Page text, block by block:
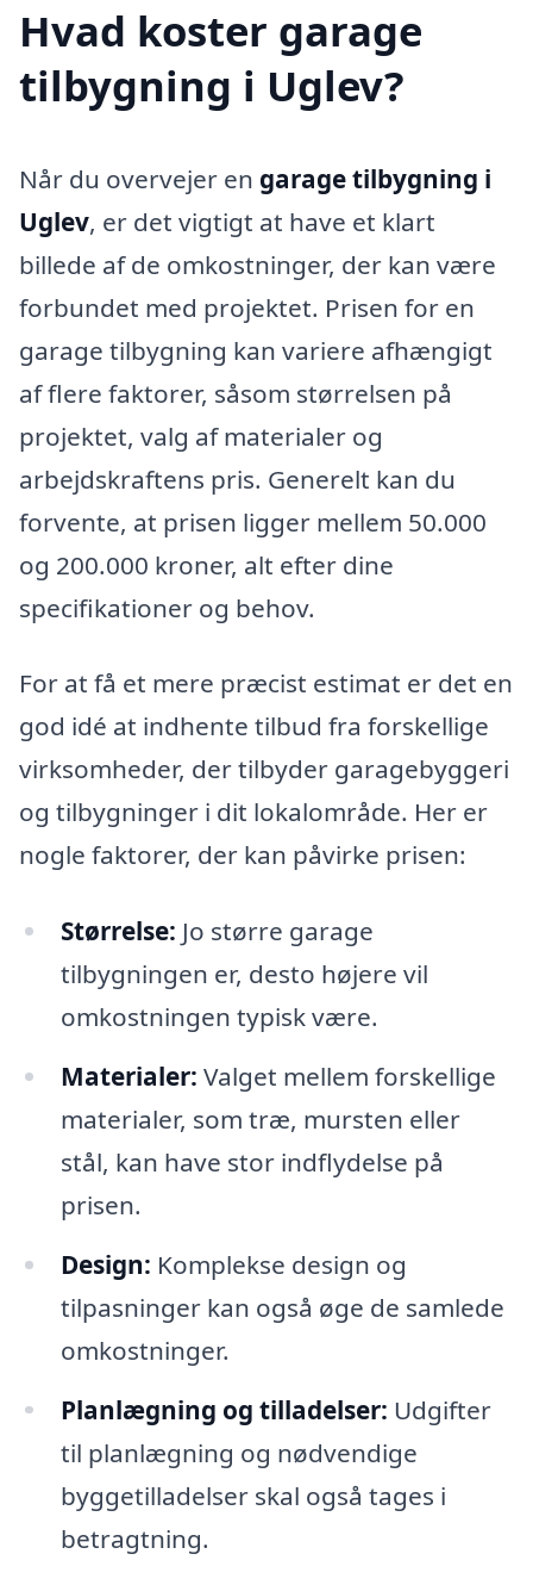
Hvad koster garage
tilbygning i Uglev?
Når du overvejer en garage tilbygning i
Uglev, er det vigtigt at have et klart
billede af de omkostninger, der kan være
forbundet med projektet. Prisen for en
garage tilbygning kan variere afhængigt
af flere faktorer, såsom størrelsen på
projektet, valg af materialer og
arbejdskraftens pris. Generelt kan du
forvente, at prisen ligger mellem 50.000
og 200.000 kroner, alt efter dine
specifikationer og behov.
For at få et mere præcist estimat er det en
god idé at indhente tilbud fra forskellige
virksomheder, der tilbyder garagebyggeri
og tilbygninger i dit lokalområde. Her er
nogle faktorer, der kan påvirke prisen:
Størrelse: Jo større garage
tilbygningen er, desto højere vil
omkostningen typisk være.
Materialer: Valget mellem forskellige
materialer, som træ, mursten eller
stål, kan have stor indflydelse på
prisen.
Design: Komplekse design og
tilpasninger kan også øge de samlede
omkostninger.
Planlægning og tilladelser: Udgifter
til planlægning og nødvendige
byggetilladelser skal også tages i
betragtning.